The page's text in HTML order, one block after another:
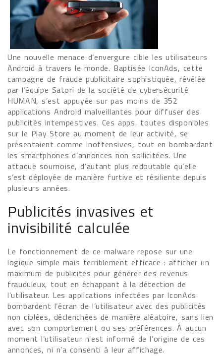
Une nouvelle menace d’envergure cible les utilisateurs
Android à travers le monde. Baptisée IconAds, cette
campagne de fraude publicitaire sophistiquée, révélée
par l’équipe Satori de la société de cybersécurité
HUMAN, s’est appuyée sur pas moins de 352
applications Android malveillantes pour diffuser des
publicités intempestives. Ces apps, toutes disponibles
sur le Play Store au moment de leur activité, se
présentaient comme inoffensives, tout en bombardant
les smartphones d’annonces non sollicitées. Une
attaque sournoise, d’autant plus redoutable qu’elle
s’est déployée de manière furtive et résiliente depuis
plusieurs années.
Publicités invasives et
invisibilité calculée
Le fonctionnement de ce malware repose sur une
logique simple mais terriblement efficace : afficher un
maximum de publicités pour générer des revenus
frauduleux, tout en échappant à la détection de
l’utilisateur. Les applications infectées par IconAds
bombardent l’écran de l’utilisateur avec des publicités
non ciblées, déclenchées de manière aléatoire, sans lien
avec son comportement ou ses préférences. À aucun
moment l’utilisateur n’est informé de l’origine de ces
annonces, ni n’a consenti à leur affichage.